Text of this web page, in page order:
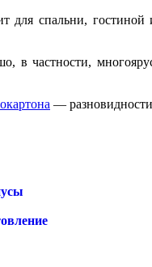
для спальни,
в частности,
—